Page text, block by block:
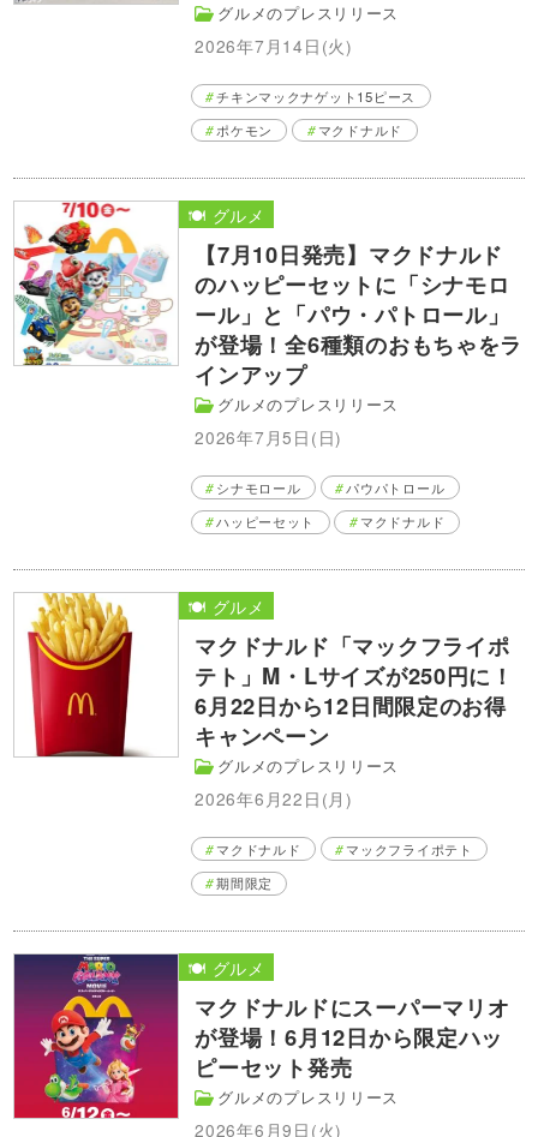
グルメのプレスリリース
2026年7月14日(火)
チキンマックナゲット15ピース
ポケモン
マクドナルド
【7月10日発売】マクドナルド
のハッピーセットに「シナモロ
ール」と「パウ・パトロール」
が登場！全6種類のおもちゃをラ
インアップ
グルメのプレスリリース
2026年7月5日(日)
🍽️ グルメ
シナモロール
パウパトロール
ハッピーセット
マクドナルド
マクドナルド「マックフライポ
テト」M・Lサイズが250円に！
6月22日から12日間限定のお得
キャンペーン
グルメのプレスリリース
2026年6月22日(月)
🍽️ グルメ
マクドナルド
マックフライポテト
期間限定
マクドナルドにスーパーマリオ
が登場！6月12日から限定ハッ
ピーセット発売
グルメのプレスリリース
2026年6月9日(火)
🍽️ グルメ